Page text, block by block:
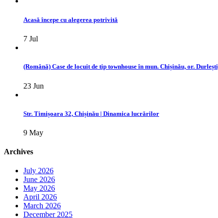
Acasă începe cu alegerea potrivită
7 Jul
(Română) Case de locuit de tip townhouse în mun. Chișinău, or.
23 Jun
Str. Timișoara 32, Chișinău | Dinamica lucrărilor
9 May
Archives
July 2026
June 2026
May 2026
April 2026
March 2026
December 2025